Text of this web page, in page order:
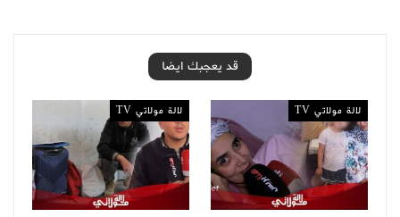
قد يعجبك ايضا
لالة مولاتي TV لالة مولاتي TV